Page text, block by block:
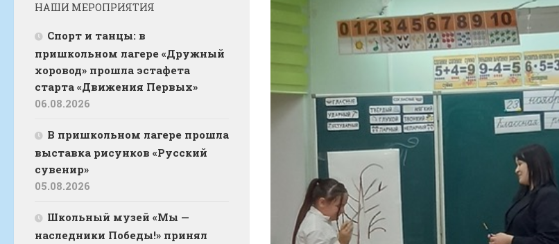
НАШИ МЕРОПРИЯТИЯ
Спорт и танцы: в
пришкольном лагере «Дружный
хоровод» прошла эстафета
старта «Движения Первых»
06.08.2026
В пришкольном лагере прошла
выставка рисунков «Русский
сувенир»
05.08.2026
Школьный музей «Мы —
наследники Победы!» принял